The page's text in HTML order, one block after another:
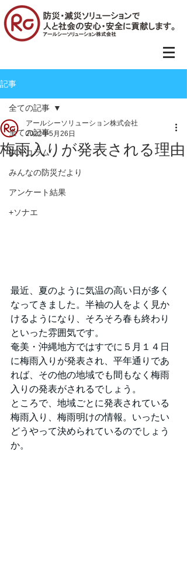
記事
全ての記事
BCPコラム
みんなの防災だより
アンケート結果
+ソナエ
全ての記事
梅雨入りが発表される理由
アールシーソリューション株式会社
2022年5月26日
最近、夏のように気温の高い日が多く
なってきました。半袖の人をよく見か
けるようになり、そろそろ春も終わり
といった雰囲気です。
奄美・沖縄地方ではすでに５月１４日
に梅雨入りが発表され、平年通りであ
れば、その他の地域でも間もなく梅雨
入りの発表がされるでしょう。
ところで、地域ごとに発表されている
梅雨入り、梅雨明けの情報。いったい
どうやって決められているのでしょう
か。